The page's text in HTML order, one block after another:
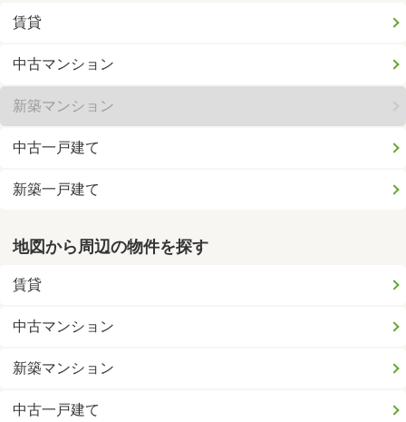
賃貸
中古マンション
新築マンション
中古一戸建て
新築一戸建て
地図から周辺の物件を探す
賃貸
中古マンション
新築マンション
中古一戸建て